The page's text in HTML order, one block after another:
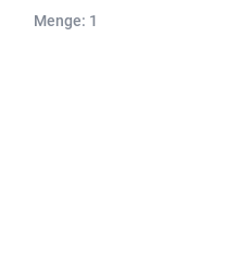
Menge: 1